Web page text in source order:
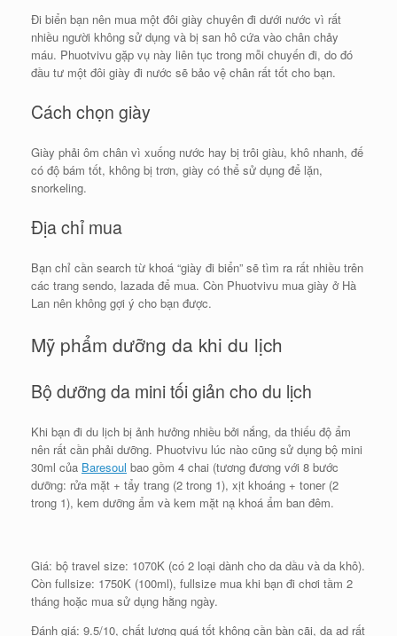
Đi biển bạn nên mua một đôi giày chuyên đi dưới nước vì rất
nhiều người không sử dụng và bị san hô cứa vào chân chảy
máu. Phuotvivu gặp vụ này liên tục trong mỗi chuyến đi, do đó
đầu tư một đôi giày đi nước sẽ bảo vệ chân rất tốt cho bạn.
Cách chọn giày
Giày phải ôm chân vì xuống nước hay bị trôi giàu, khô nhanh, đế
có độ bám tốt, không bị trơn, giày có thể sử dụng để lặn,
snorkeling.
Địa chỉ mua
Bạn chỉ cần search từ khoá “giày đi biển” sẽ tìm ra rất nhiều trên
các trang sendo, lazada để mua. Còn Phuotvivu mua giày ở Hà
Lan nên không gợi ý cho bạn được.
Mỹ phẩm dưỡng da khi du lịch
Bộ dưỡng da mini tối giản cho du lịch
Khi bạn đi du lịch bị ảnh hưởng nhiều bởi nắng, da thiếu độ ẩm
nên rất cần phải dưỡng. Phuotvivu lúc nào cũng sử dụng bộ mini
30ml của Baresoul bao gồm 4 chai (tương đương với 8 bước
dưỡng: rửa mặt + tẩy trang (2 trong 1), xịt khoáng + toner (2
trong 1), kem dưỡng ẩm và kem mặt nạ khoá ẩm ban đêm.
Giá: bộ travel size: 1070K (có 2 loại dành cho da dầu và da khô).
Còn fullsize: 1750K (100ml), fullsize mua khi bạn đi chơi tầm 2
tháng hoặc mua sử dụng hằng ngày.
Đánh giá: 9.5/10, chất lượng quá tốt không cần bàn cãi, da ad rất